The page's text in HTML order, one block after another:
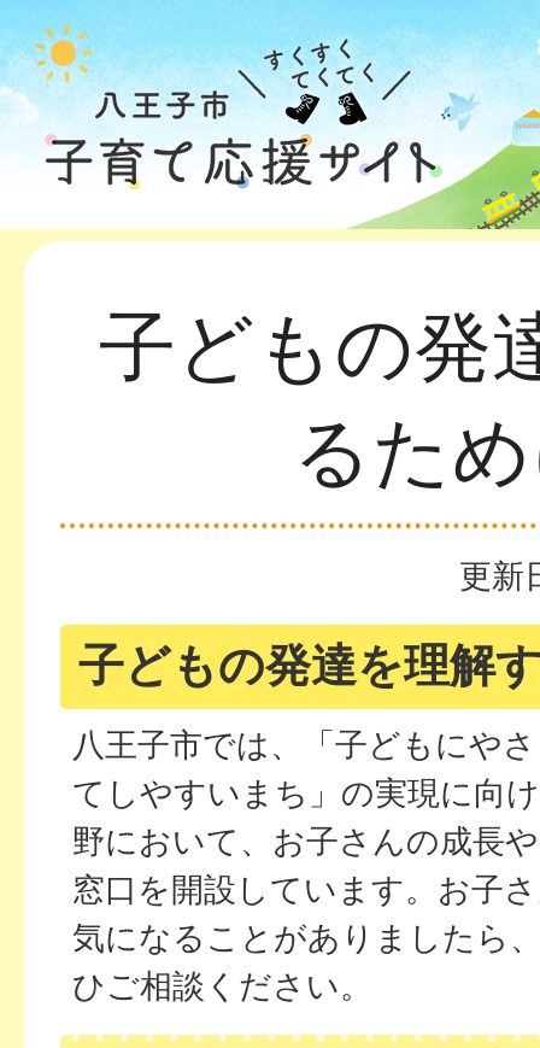
子どもの発
るた
更新
子どもの発達を理解
八王子市では、「子どもにや
てしやすいまち」の実現に向
野において、お子さんの成長
窓口を開設しています。お子
気になることがありましたら
ひご相談ください。